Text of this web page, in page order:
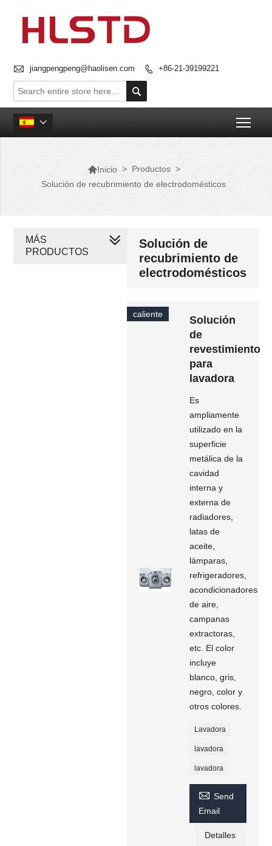
 jiangpengpeng@haolisen.com  +86-21-39199221


Inicio > Productos >
Solución de recubrimiento de electrodomésticos
Solución de
recubrimiento de
electrodomésticos
caliente
Solución
de
revestimiento
para
lavadora
Es
ampliamente
utilizado en la
superficie
metálica de la
cavidad
interna y
externa de
radiadores,
latas de
aceite,
lámparas,
refrigeradores,
acondicionadores
de aire,
campanas
extractoras,
etc. El color
incluye
blanco, gris,
negro, color y
otros colores.
Lavadora
lavadora
lavadora
 Send
Email
Detalles
MÁS
PRODUCTOS